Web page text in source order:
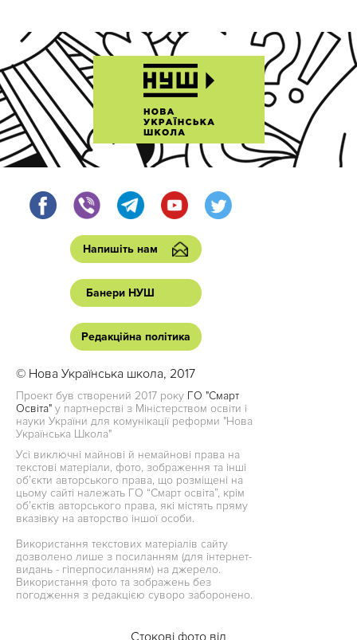
Напишіть нам
Банери НУШ
Редакційна політика
© Нова Українська школа, 2017
Проект був створений 2017 року ГО "Смарт
Освіта" у партнерстві з Міністерством освіти і
науки України для комунікації реформи "Нова
Українська Школа"
Усі виключні майнові й немайнові права на
текстові матеріали, фото, зображення та інші
об’єкти авторського права, що розміщені на
цьому сайті належать ГО “Смарт освіта”, крім
об’єктів авторського права, які містять пряму
вказівку на авторство іншої особи.
Використання текстових матеріалів сайту
дозволено лише з посиланням (для інтернет-
видань - гіперпосиланням) на джерело.
Використання фото та зображень без
погодження з редакцією суворо заборонено.